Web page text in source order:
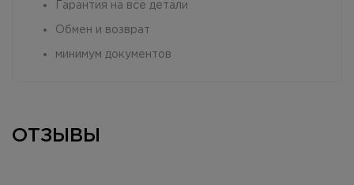
Гарантия на все детали
Обмен и возврат
минимум документов
ОТЗЫВЫ